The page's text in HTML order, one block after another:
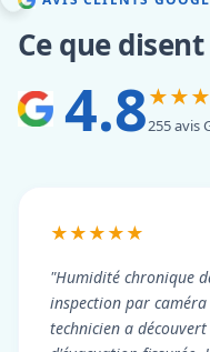
Ce que
4.8255 avis
★★★★★
"Humidité chronique
inspection par
technicien a